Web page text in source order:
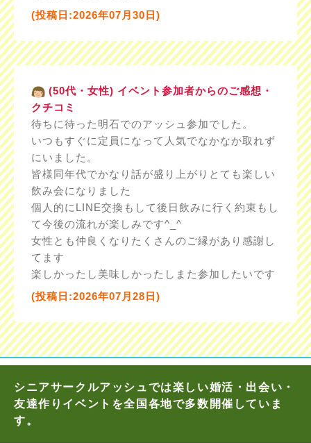
(投稿日:2026年07月30日)
(50代・女性) イベント参加者からのご感想・
クチコミ
待ちに待った明石でのアッシュ参加でした。
いつもすぐに定員になって人気でなかなか取れず
にいました。
皆様同年代でかなり話が盛り上がりとても楽しい
飲み会になりました
個人的にLINE交換もして後日飲みに行く約束もし
て今後の流れが楽しみです^_^
女性とも仲良くなりたくさんのご縁があり感謝し
てます
楽しかったし美味しかったしまた参加したいです
(投稿日:2026年07月28日)
シニアサークルアッシュでは楽しい婚活・出会い・
友達作りイベントを全国各地で多数開催していま
す。